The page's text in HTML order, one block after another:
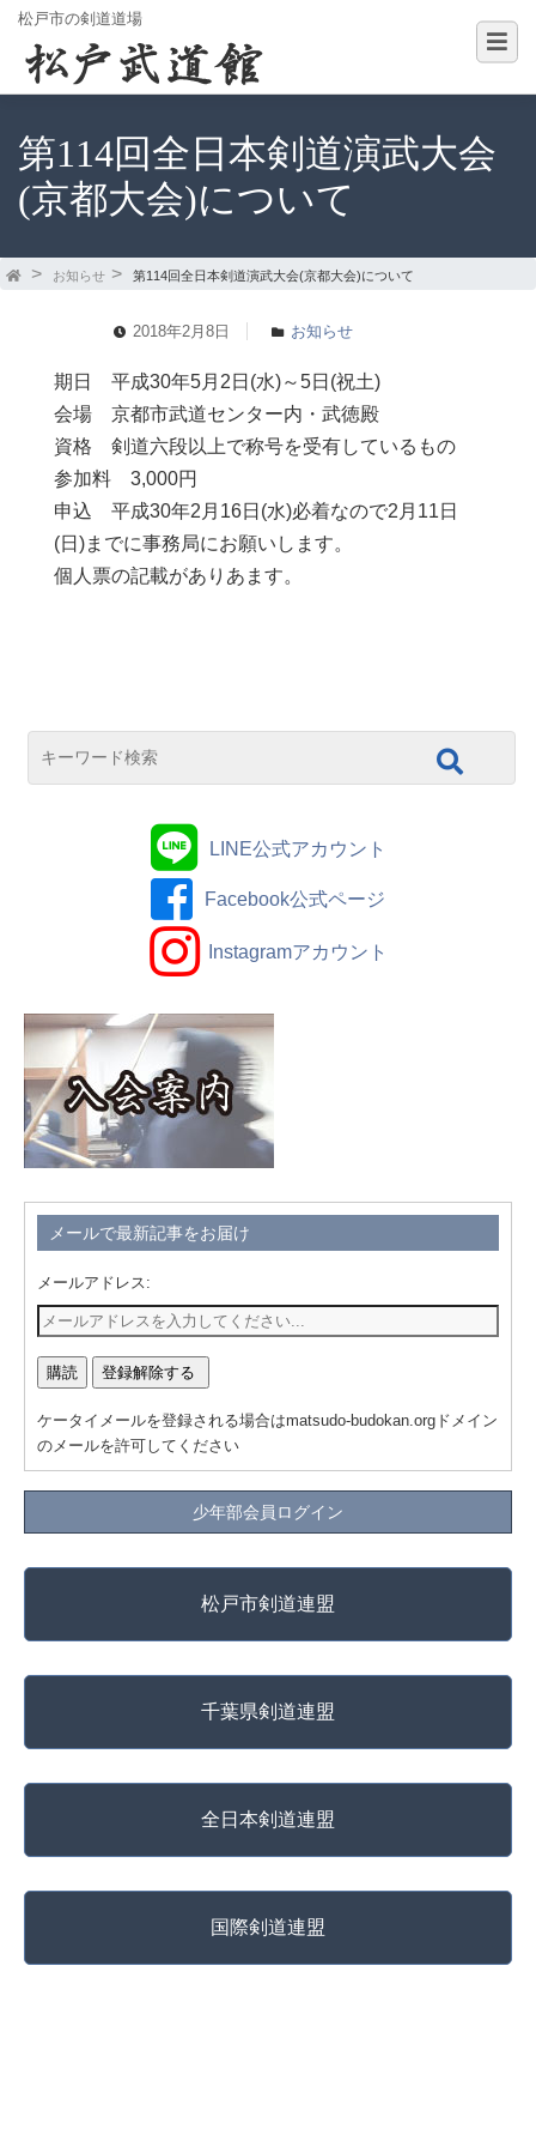
松戸市の剣道道場
第114回全日本剣道演武大会
(京都大会)について
お知らせ 第114回全日本剣道演武大会(京都大会)について
2018年2月8日 お知らせ
期日 平成30年5月2日(水)～5日(祝土)
会場 京都市武道センター内・武徳殿
資格 剣道六段以上で称号を受有しているもの
参加料 3,000円
申込 平成30年2月16日(水)必着なので2月11日
(日)までに事務局にお願いします。
個人票の記載がありあます。
LINE公式アカウント
Facebook公式ページ
Instagramアカウント
メールで最新記事をお届け
メールアドレス:
ケータイメールを登録される場合はmatsudo-budokan.orgドメイン
のメールを許可してください
少年部会員ログイン
松戸市剣道連盟
千葉県剣道連盟
全日本剣道連盟
国際剣道連盟